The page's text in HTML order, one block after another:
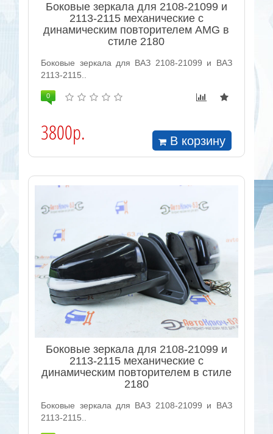
Боковые зеркала для 2108-21099 и
2113-2115 механические с
динамическим повторителем AMG в
стиле 2180
Боковые зеркала для ВАЗ 2108-21099 и ВАЗ
2113-2115..
0
3800р. В корзину
Боковые зеркала для 2108-21099 и
2113-2115 механические с
динамическим повторителем в стиле
2180
Боковые зеркала для ВАЗ 2108-21099 и ВАЗ
2113-2115..